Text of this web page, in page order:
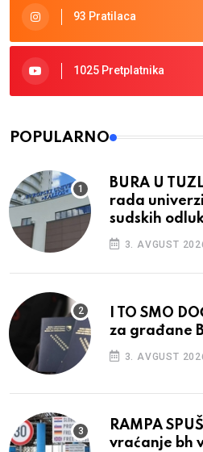
93 Pratilaca
1025 Pretplatnika
POPULARNO
BURA U
rada
sudskih
3. AVGUST
I TO SMO
za građane
3. AVGUST
RAMPA
vraćanje bh